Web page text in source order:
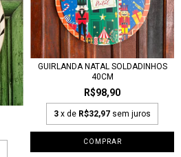
GUIRLANDA NATAL SOLDADINHOS
40CM
R$98,90
3 x de R$32,97 sem juros